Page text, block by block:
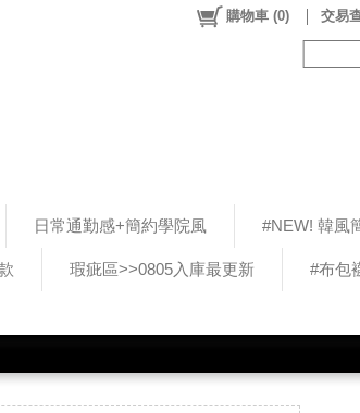
日常通勤感+簡約學院風 #NEW! 韓風
瑕疵區>>0805入庫最更新 #布包
購物車 (0) 交易